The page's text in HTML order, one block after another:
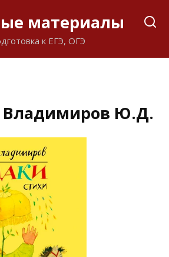
материалы
к ЕГЭ, ОГЭ
Ю.Д.